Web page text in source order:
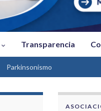
Transparencia
Parkinsonismo